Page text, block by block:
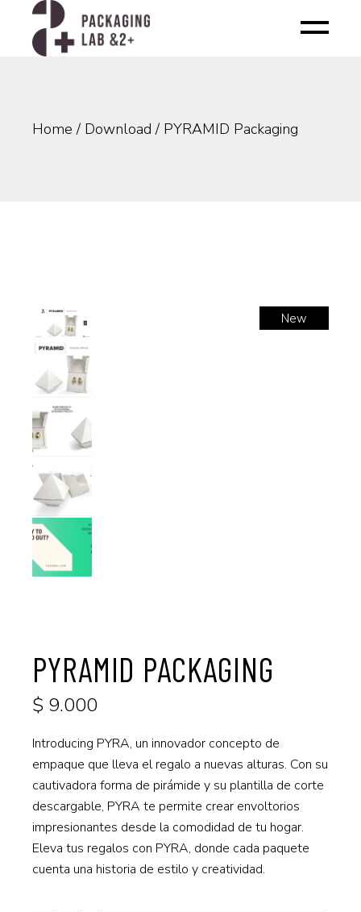
content
Home Download PYRAMID Packaging
New
PYRAMID PACKAGING
$ 9.000
Introducing PYRA, un innovador concepto de
empaque que lleva el regalo a nuevas alturas. Con su
cautivadora forma de pirámide y su plantilla de corte
descargable, PYRA te permite crear envoltorios
impresionantes desde la comodidad de tu hogar.
Eleva tus regalos con PYRA, donde cada paquete
cuenta una historia de estilo y creatividad.